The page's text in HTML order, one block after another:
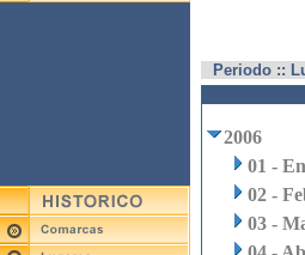
Periodo ::
2006
01 -
02 -
03 -